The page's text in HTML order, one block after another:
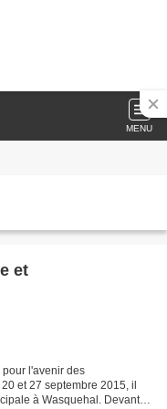
MENU
et
pour l'avenir des
et 27 septembre 2015, il
à Wasquehal. Devant